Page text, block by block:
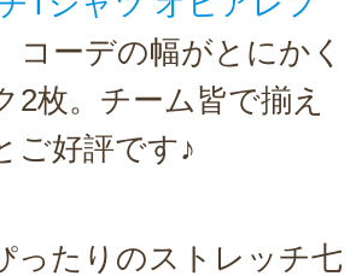
コーデの幅がとにかく
2枚。チーム皆で揃え
ご好評です♪
ったりのストレッチ七